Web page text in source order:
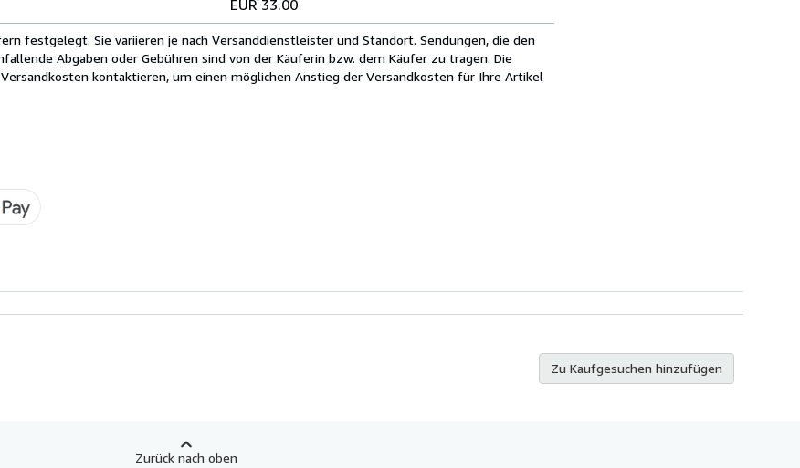
EUR 33.00
festgelegt. Sie variieren je nach Versanddienstleister und Standort. Sendungen, die den
Abgaben oder Gebühren sind von der Käuferin bzw. dem Käufer zu tragen. Die
kontaktieren, um einen möglichen Anstieg der Versandkosten für Ihre Artikel
Zu Kaufgesuchen hinzufügen
Zurück nach oben